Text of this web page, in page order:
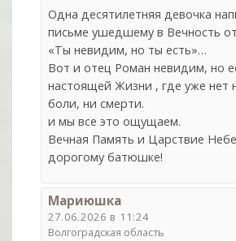
Одна десятилетняя девочка
письме ушедшему в Вечность
«Ты невидим, но ты есть»…
Вот и отец Роман невидим, но
настоящей Жизни , где уже нет
боли, ни смерти.
и мы все это ощущаем.
Вечная Память и Царствие
дорогому батюшке!
Мариюшка
27.06.2026 в 11:24
Волгоградская область